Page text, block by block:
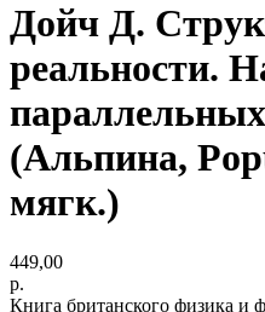
Дойч Д.
реальности.
(Альпина,
мягк.)
449,00
р.
Книга британского физика и